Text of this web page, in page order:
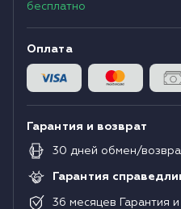
бесплатно
Оплата
Гарантия и возврат
30 дней обмен/
Гарантия
36 месяцев Гарантия